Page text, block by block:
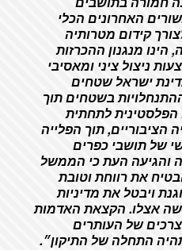
האחרונים הכלי
קידום מטרותיה
הינו מנגנון ההכרזות
ניצול ציני ומאסיבי
ישראל שטחים
בשטחים תוך
הפלסטינית לתחתית
הציבוריים, תוך הפלייה
של תושבי כפרים
והגיעה העת כי הממשל
את רווחת וטובת
ויבטל את מדיניות
אצלו. הקצאת האדמות
של העותרים
התחלה של התיקון״.